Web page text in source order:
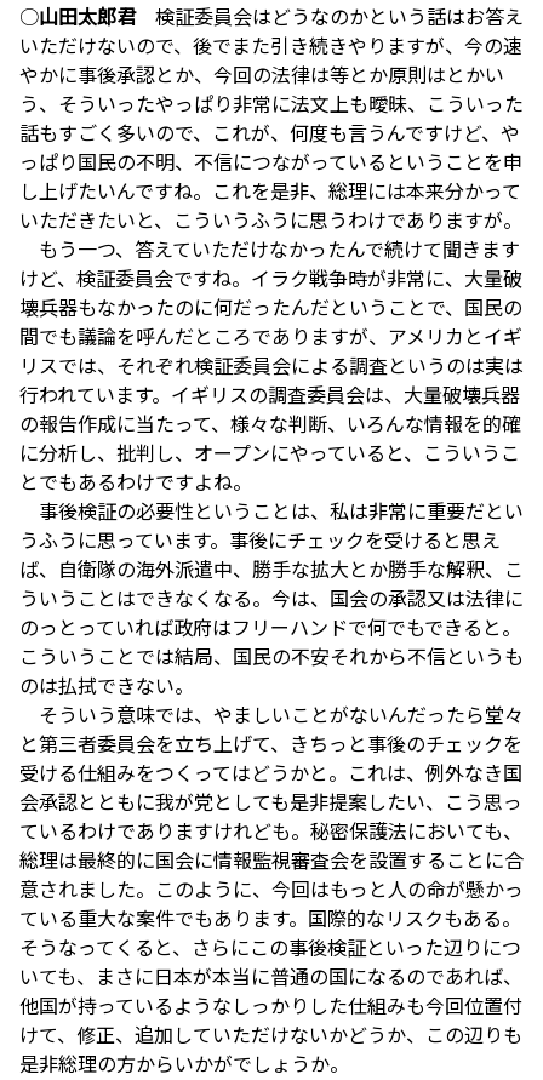
○山田太郎君検証委員会はどうなのかという話はお答え
いただけないので、後でまた引き続きやりますが、今の速
やかに事後承認とか、今回の法律は等とか原則はとかい
う、そういったやっぱり非常に法文上も曖昧、こういった
話もすごく多いので、これが、何度も言うんですけど、や
っぱり国民の不明、不信につながっているということを申
し上げたいんですね。これを是非、総理には本来分かって
いただきたいと、こういうふうに思うわけでありますが。
もう一つ、答えていただけなかったんで続けて聞きます
けど、検証委員会ですね。イラク戦争時が非常に、大量破
壊兵器もなかったのに何だったんだということで、国民の
間でも議論を呼んだところでありますが、アメリカとイギ
リスでは、それぞれ検証委員会による調査というのは実は
行われています。イギリスの調査委員会は、大量破壊兵器
の報告作成に当たって、様々な判断、いろんな情報を的確
に分析し、批判し、オープンにやっていると、こういうこ
とでもあるわけですよね。
事後検証の必要性ということは、私は非常に重要だとい
うふうに思っています。事後にチェックを受けると思え
ば、自衛隊の海外派遣中、勝手な拡大とか勝手な解釈、こ
ういうことはできなくなる。今は、国会の承認又は法律に
のっとっていれば政府はフリーハンドで何でもできると。
こういうことでは結局、国民の不安それから不信というも
のは払拭できない。
そういう意味では、やましいことがないんだったら堂々
と第三者委員会を立ち上げて、きちっと事後のチェックを
受ける仕組みをつくってはどうかと。これは、例外なき国
会承認とともに我が党としても是非提案したい、こう思っ
ているわけでありますけれども。秘密保護法においても、
総理は最終的に国会に情報監視審査会を設置することに合
意されました。このように、今回はもっと人の命が懸かっ
ている重大な案件でもあります。国際的なリスクもある。
そうなってくると、さらにこの事後検証といった辺りにつ
いても、まさに日本が本当に普通の国になるのであれば、
他国が持っているようなしっかりした仕組みも今回位置付
けて、修正、追加していただけないかどうか、この辺りも
是非総理の方からいかがでしょうか。